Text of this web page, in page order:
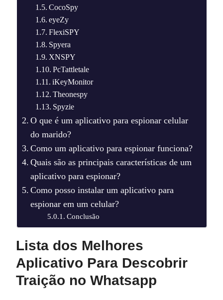
CocoSpy
eyeZy
FlexiSPY
Spyera
XNSPY
PcTattletale
iKeyMonitor
Theonespy
Spyzie
O que é um aplicativo para espionar celular
do marido?
Como um aplicativo para espionar funciona?
Quais são as principais características de um
aplicativo para espionar?
Como posso instalar um aplicativo para
espionar em um celular?
Conclusão
Lista dos Melhores
Aplicativo Para Descobrir
Traição no Whatsapp